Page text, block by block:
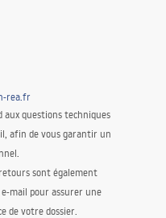
rea.fr
questions techniques
afin de vous garantir un
sont également
mail pour assurer une
de votre dossier.